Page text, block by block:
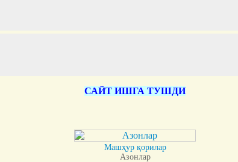
САЙТ ИШГА ТУШДИ
Машҳур қорилар
Азонлар